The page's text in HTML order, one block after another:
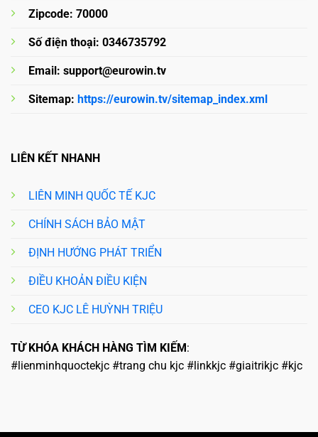
Zipcode: 70000
Số điện thoại: 0346735792
Email: support@eurowin.tv
Sitemap: https://eurowin.tv/sitemap_index.xml
LIÊN KẾT NHANH
LIÊN MINH QUỐC TẾ KJC
CHÍNH SÁCH BẢO MẬT
ĐỊNH HƯỚNG PHÁT TRIỂN
ĐIỀU KHOẢN ĐIỀU KIỆN
CEO KJC LÊ HUỲNH TRIỆU
TỪ KHÓA KHÁCH HÀNG TÌM KIẾM:
#lienminhquoctekjc #trang chu kjc #linkkjc #giaitrikjc #kjc